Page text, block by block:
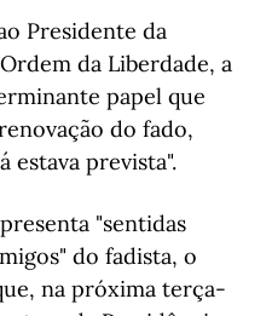
Presidente da
da Liberdade, a
papel que
do fado,
estava prevista".
"sentidas
do fadista, o
na próxima terça-